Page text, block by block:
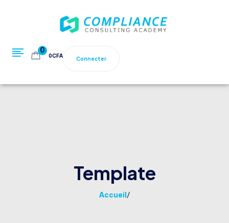
0
0CFA Connecter
Template
Accueil /